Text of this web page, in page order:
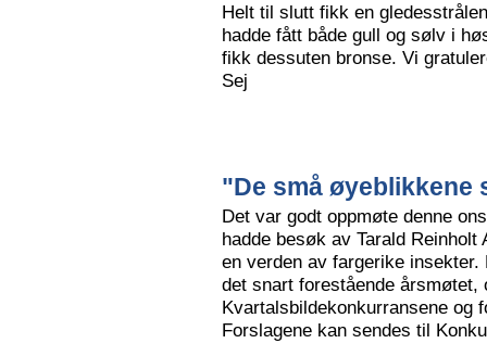
Helt til slutt fikk en
hadde fått både gull og sølv i
fikk dessuten bronse. Vi
Sej
"De små øyeblikkene
Det var godt oppmøte denne
hadde besøk av Tarald
en verden av fargerike
det snart forestående
Kvartalsbildekonkurransene og
Forslagene kan sendes til